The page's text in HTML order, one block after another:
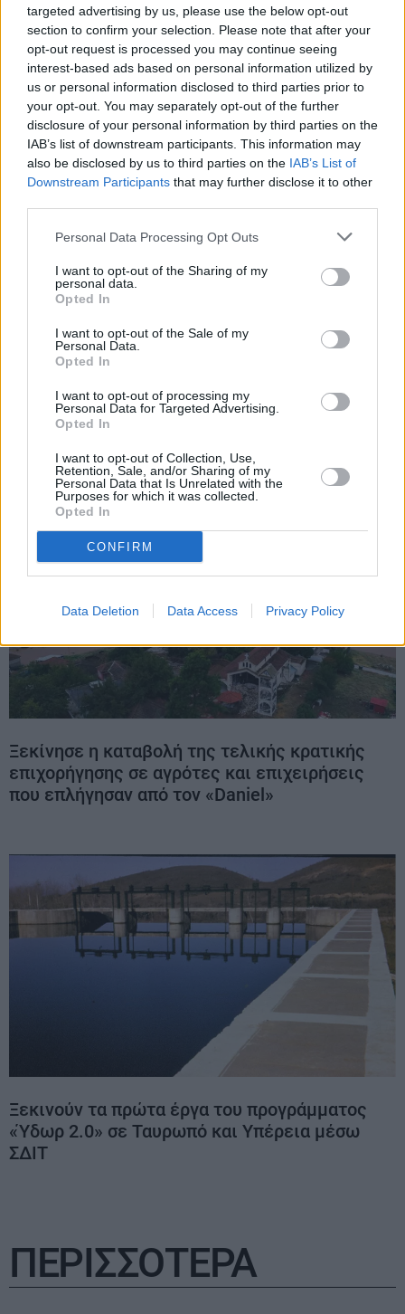
targeted advertising by us, please use the below opt-out
section to confirm your selection. Please note that after your
opt-out request is processed you may continue seeing
interest-based ads based on personal information utilized by
us or personal information disclosed to third parties prior to
your opt-out. You may separately opt-out of the further
disclosure of your personal information by third parties on the
IAB’s list of downstream participants. This information may
also be disclosed by us to third parties on the IAB’s List of
Downstream Participants that may further disclose it to other
Personal Data Processing Opt Outs
I want to opt-out of the Sharing of my
personal data.
Opted In
I want to opt-out of the Sale of my
Personal Data.
Opted In
I want to opt-out of processing my
Personal Data for Targeted Advertising.
Opted In
I want to opt-out of Collection, Use,
Retention, Sale, and/or Sharing of my
Personal Data that Is Unrelated with the
Purposes for which it was collected.
Opted In
CONFIRM
Data Deletion Data Access Privacy Policy
Παρεμβάσεις σε 293 σημεία του οδικού δικτύου σε
Καρδίτσα και Λάρισα – Συγχρηματοδότηση από Ταμείο
Ανάκαμψης και το Πρόγραμμα Ανάπτυξης του Υπουργείου
Παραμένει αποκλεισμένος ο
αυτοκινητόδρομος Ε65 από τα τρακτέρ των
Ξεκίνησε η καταβολή της τελικής κρατικής
επιχορήγησης σε αγρότες και επιχειρήσεις
που επλήγησαν από τον «Daniel»
Ξεκινούν τα πρώτα έργα του προγράμματος
«Ύδωρ 2.0» σε Ταυρωπό και Υπέρεια μέσω
ΣΔΙΤ
ΠΕΡΙΣΣΟΤΕΡΑ